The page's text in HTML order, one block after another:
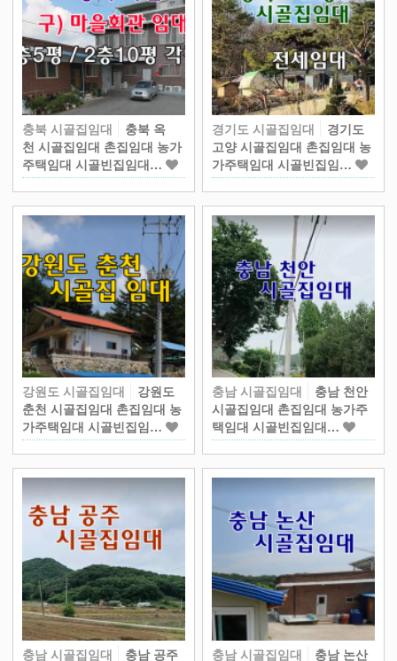
충북 시골집임대
충북 옥
천 시골집임대 촌집임대 농가
주택임대 시골빈집임대…
경기도 시골집임대
경기도
고양 시골집임대 촌집임대 농
가주택임대 시골빈집임…
강원도 시골집임대
강원도
춘천 시골집임대 촌집임대 농
가주택임대 시골빈집임…
충남 시골집임대
충남 천안
시골집임대 촌집임대 농가주
택임대 시골빈집임대…
충남 시골집임대 충남 공주 충남 시골집임대 충남 논산